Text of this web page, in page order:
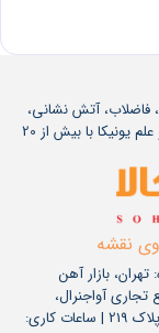
فاضلاب، آتش نشانی،
گاز، استخر، پمپ های آبرسانی و متعلقات، شیر مخلوط و علم یونیکا با بیش از 20
نقشه
بازار آهن
تجاری آواجنرال،
راسته سعدی، پلاک 219 | ساعات کاری: